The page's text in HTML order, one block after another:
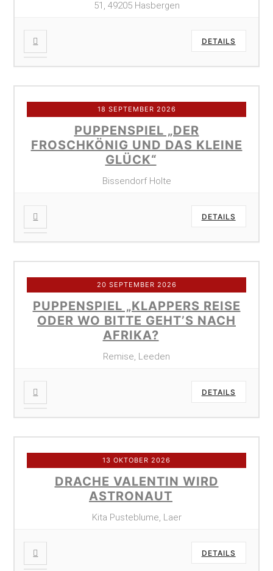
51, 49205 Hasbergen
DETAILS
18 SEPTEMBER 2026
PUPPENSPIEL „DER
FROSCHKÖNIG UND DAS KLEINE
GLÜCK“
Bissendorf Holte
DETAILS
20 SEPTEMBER 2026
PUPPENSPIEL „KLAPPERS REISE
ODER WO BITTE GEHT’S NACH
AFRIKA?
Remise, Leeden
DETAILS
13 OKTOBER 2026
DRACHE VALENTIN WIRD
ASTRONAUT
Kita Pusteblume, Laer
DETAILS